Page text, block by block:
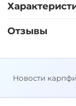
Отзывы
Новости